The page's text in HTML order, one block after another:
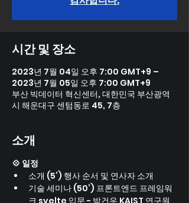
시간 및 장소
2023년 7월 04일 오후 7:00 GMT+9 –
2023년 7월 05일 오후 7:00 GMT+9
부산 빅데이터 혁신센터, 대한민국 부산광역
시 해운대구 센텀동로 45, 7층
소개
💠 일정
소개 (5’) 행사 순서 및 연사자 소개
기술 세미나 (50’) 프론트엔드 프레임워
크 svelte 입문 - 박건우 KAIST 연구원